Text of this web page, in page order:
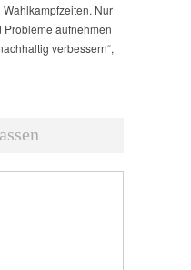
Nur
aufnehmen
verbessern“,